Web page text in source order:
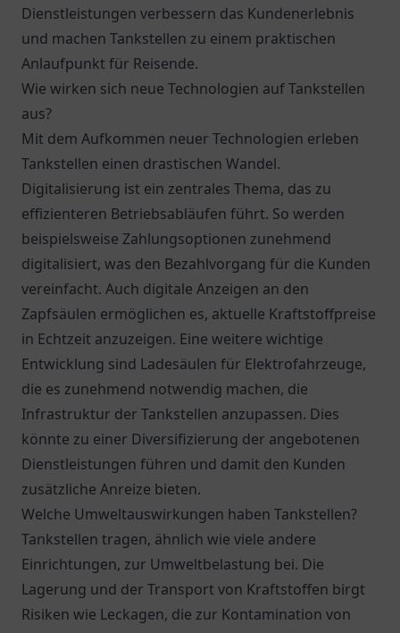
Dienstleistungen verbessern das Kundenerlebnis
und machen Tankstellen zu einem praktischen
Anlaufpunkt für Reisende.
Wie wirken sich neue Technologien auf Tankstellen
aus?
Mit dem Aufkommen neuer Technologien erleben
Tankstellen einen drastischen Wandel.
Digitalisierung ist ein zentrales Thema, das zu
effizienteren Betriebsabläufen führt. So werden
beispielsweise Zahlungsoptionen zunehmend
digitalisiert, was den Bezahlvorgang für die Kunden
vereinfacht. Auch digitale Anzeigen an den
Zapfsäulen ermöglichen es, aktuelle Kraftstoffpreise
in Echtzeit anzuzeigen. Eine weitere wichtige
Entwicklung sind Ladesäulen für Elektrofahrzeuge,
die es zunehmend notwendig machen, die
Infrastruktur der Tankstellen anzupassen. Dies
könnte zu einer Diversifizierung der angebotenen
Dienstleistungen führen und damit den Kunden
zusätzliche Anreize bieten.
Welche Umweltauswirkungen haben Tankstellen?
Tankstellen tragen, ähnlich wie viele andere
Einrichtungen, zur Umweltbelastung bei. Die
Lagerung und der Transport von Kraftstoffen birgt
Risiken wie Leckagen, die zur Kontamination von